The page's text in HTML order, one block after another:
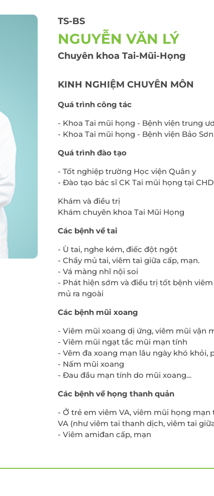
Cấy que tránh
Tiêm chủng
Gói xét nghiệm
Điều trị hiếm
Hỗ trợ sinh sản
TS-BS
NGUYỄN VĂN LÝ
Chuyên khoa Tai-Mũi-Họng
KINH NGHIỆM CHUYÊN MÔN
Quá trình công tác
- Khoa Tai mũi họng - Bệnh viện trung
- Khoa Tai mũi họng - Bệnh viện Bảo Sơn
Quá trình đào tạo
- Tốt nghiệp trường Học viện Quân y
- Đào tạo bác sĩ CK Tai mũi họng tại
Khám và điều trị
Khám chuyên khoa Tai Mũi Họng
Các bệnh về tai
- Ù tai, nghe kém, điếc đột ngột
- Chẩy mủ tai, viêm tai giữa cấp, mạn.
- Vá màng nhĩ nội soi
- Phát hiện sớm và điều trị tốt bệnh
mủ ra ngoài
Các bệnh mũi xoang
- Viêm mũi xoang dị ứng, viêm mũi vận
- Viêm mũi ngạt tắc mũi mạn tính
- Vêm đa xoang mạn lâu ngày khó khỏi,
- Nấm mũi xoang
- Đau đầu mạn tính do mũi xoang…
Các bệnh về họng thanh quản
- Ở trẻ em viêm VA, viêm mũi họng
VA (như viêm tai thanh dịch, viêm tai
- Viêm amiđan cấp, mạn